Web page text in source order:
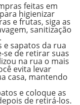
feitas em
para higienizar
e frutas, siga as
sanitização
e sapatos da rua
se de retirar suas
na rua o mais
evita levar
casa, mantendo
e coloque as
de retirá-los.